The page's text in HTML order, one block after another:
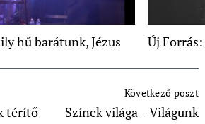
hű barátunk, Jézus Új
térítő
Következő poszt
Színek világa – Világunk